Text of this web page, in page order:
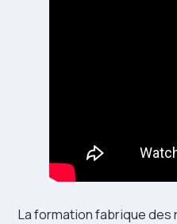
La formation fabrique des